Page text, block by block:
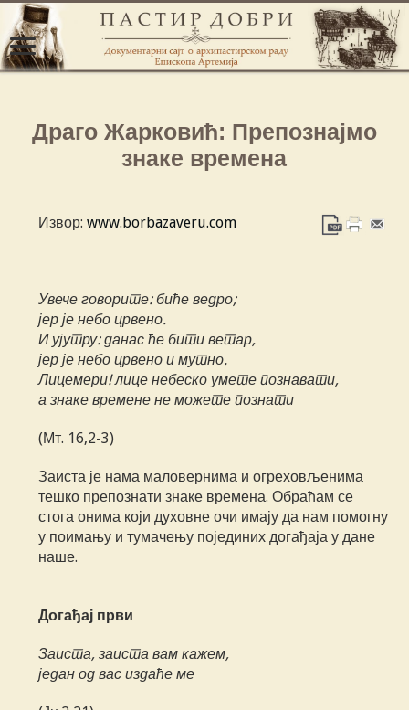
Драго Жарковић: Препознајмо
знаке времена
Извор:www.borbazaveru.com
Увече говорите: биће ведро;
јер је небо црвено.
И ујутру: данас ће бити ветар,
јер је небо црвено и мутно.
Лицемери! лице небеско умете познавати,
а знаке времене не можете познати
(Мт. 16,2-3)
Заиста је нама маловернима и огреховљенима
тешко препознати знаке времена. Обраћам се
стога онима који духовне очи имају да нам помогну
у поимању и тумачењу појединих догађаја у дане
наше.
Догађај први
Заиста, заиста вам кажем,
један од вас издаће ме